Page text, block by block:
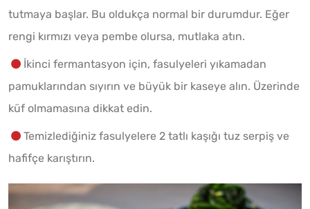
tutmaya başlar. Bu oldukça normal bir durumdur. Eğer
rengi kırmızı veya pembe olursa, mutlaka atın.
İkinci fermantasyon için, fasulyeleri yıkamadan
pamuklarından sıyırın ve büyük bir kaseye alın. Üzerinde
küf olmamasına dikkat edin.
Temizlediğiniz fasulyelere 2 tatlı kaşığı tuz serpiş ve
hafifçe karıştırın.